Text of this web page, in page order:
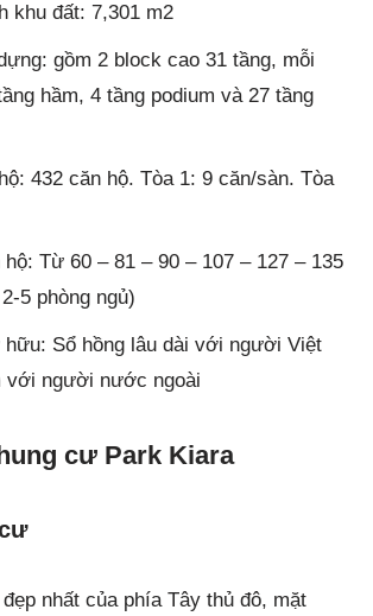
khu đất: 7,301 m2
gồm 2 block cao 31 tầng, mỗi
hầm, 4 tầng podium và 27 tầng
432 căn hộ. Tòa 1: 9 căn/sàn. Tòa
Từ 60 – 81 – 90 – 107 – 127 – 135
5 phòng ngủ)
Sổ hồng lâu dài với người Việt
với người nước ngoài
cư Park Kiara
nhất của phía Tây thủ đô, mặt